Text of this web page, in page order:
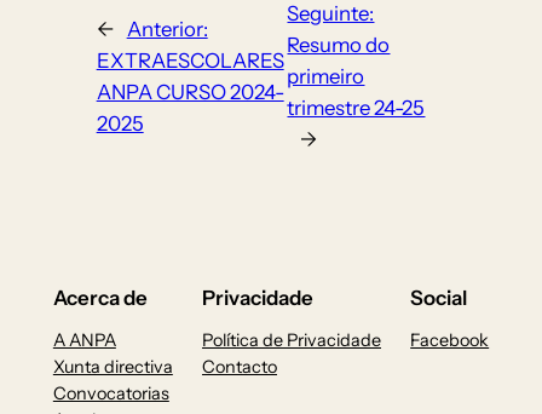
← Anterior:
EXTRAESCOLARES
ANPA CURSO 2024-
2025
Seguinte:
Resumo do
primeiro
trimestre 24-25
→
Acerca de
A ANPA
Xunta directiva
Convocatorias
Privacidade
Política de Privacidade
Contacto
Social
Facebook